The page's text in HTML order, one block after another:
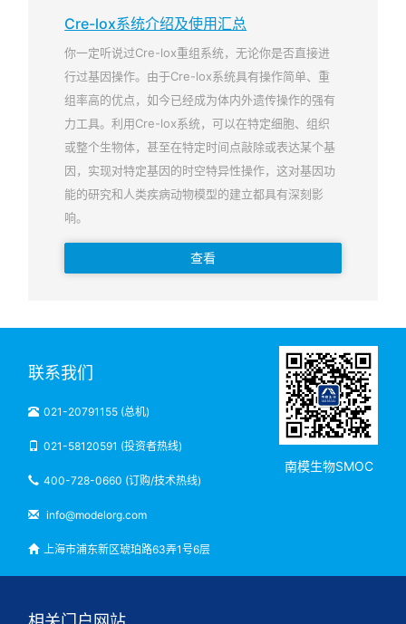
Cre-lox系统介绍及使用汇总
你一定听说过Cre-lox重组系统，无论你是否直接进
行过基因操作。由于Cre-lox系统具有操作简单、重
组率高的优点，如今已经成为体内外遗传操作的强有
力工具。利用Cre-lox系统，可以在特定细胞、组织
或整个生物体，甚至在特定时间点敲除或表达某个基
因，实现对特定基因的时空特异性操作，这对基因功
能的研究和人类疾病动物模型的建立都具有深刻影
响。
查看
联系我们
021-20791155 (总机)
021-58120591 (投资者热线)
400-728-0660 (订购/技术热线)
info@modelorg.com
上海市浦东新区琥珀路63弄1号6层
南模生物SMOC